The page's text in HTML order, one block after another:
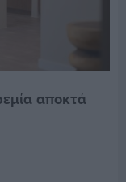
αποκτά